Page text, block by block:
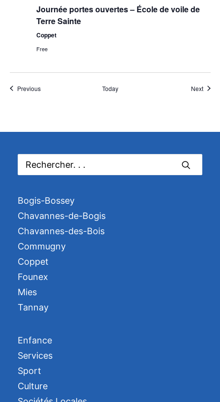
Journée portes ouvertes – École de voile de
Terre Sainte
Coppet
Free
PreviousÉvénements Today Next
Bogis-Bossey
Chavannes-de-Bogis
Chavannes-des-Bois
Commugny
Coppet
Founex
Mies
Tannay
Enfance
Services
Sport
Culture